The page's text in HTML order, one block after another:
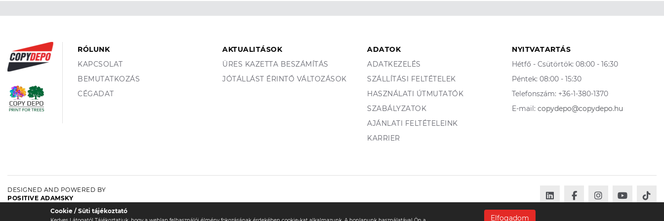
RÓLUNK
KAPCSOLAT
BEMUTATKOZÁS
CÉGADAT
AKTUALITÁSOK
ÜRES KAZETTA BESZÁMÍTÁS
JÓTÁLLÁST ÉRINTŐ VÁLTOZÁSOK
ADATOK
ADATKEZELÉS
SZÁLLÍTÁSI FELTÉTELEK
HASZNÁLATI ÚTMUTATÓK
SZABÁLYZATOK
AJÁNLATI FELTÉTELEINK
KARRIER
NYITVATARTÁS
Hétfő - Csütörtök: 08:00 - 16:30
Péntek: 08:00 - 15:30
Telefonszám: +36-1-380-1370
E-mail: copydepo@copydepo.hu
DESIGNED AND POWERED BY
POSITIVE ADAMSKY
Cookie / Süti tájékoztató
Elfogadom